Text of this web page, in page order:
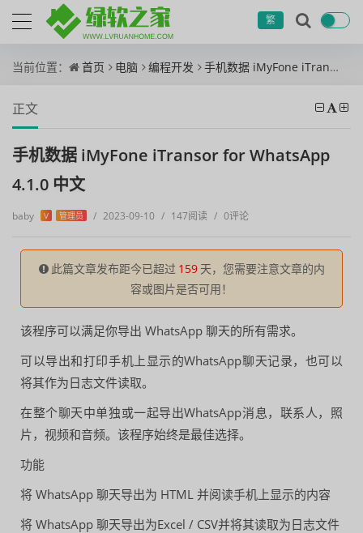
繁
当前位置： 首页 电脑 编程开发 手机数据 iMyFone iTransor for WhatsApp 4.1.0 中文
正文
手机数据 iMyFone iTransor for WhatsApp
4.1.0 中文
baby V 管理员 / 2023-09-10 / 147阅读 / 0评论
此篇文章发布距今已超过 159 天，您需要注意文章的内
容或图片是否可用！
该程序可以满足你导出 WhatsApp 聊天的所有需求。
可以导出和打印手机上显示的WhatsApp聊天记录，也可以
将其作为日志文件读取。
在整个聊天中单独或一起导出WhatsApp消息，联系人，照
片，视频和音频。该程序始终是最佳选择。
功能
将 WhatsApp 聊天导出为 HTML 并阅读手机上显示的内容
将 WhatsApp 聊天导出为Excel / CSV并将其读取为日志文件